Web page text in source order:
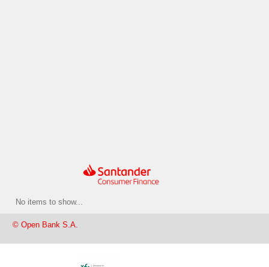
No items to show...
© Open Bank S.A.